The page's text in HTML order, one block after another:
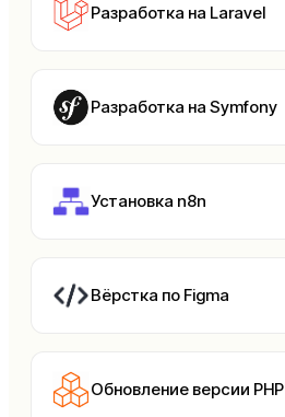
Разработка на Laravel
Разработка на Symfony
Установка n8n
Вёрстка по Figma
Обновление версии PHP